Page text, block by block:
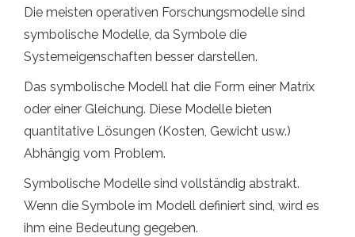
Die meisten operativen Forschungsmodelle sind
symbolische Modelle, da Symbole die
Systemeigenschaften besser darstellen.
Das symbolische Modell hat die Form einer Matrix
oder einer Gleichung. Diese Modelle bieten
quantitative Lösungen (Kosten, Gewicht usw.)
Abhängig vom Problem.
Symbolische Modelle sind vollständig abstrakt.
Wenn die Symbole im Modell definiert sind, wird es
ihm eine Bedeutung gegeben.